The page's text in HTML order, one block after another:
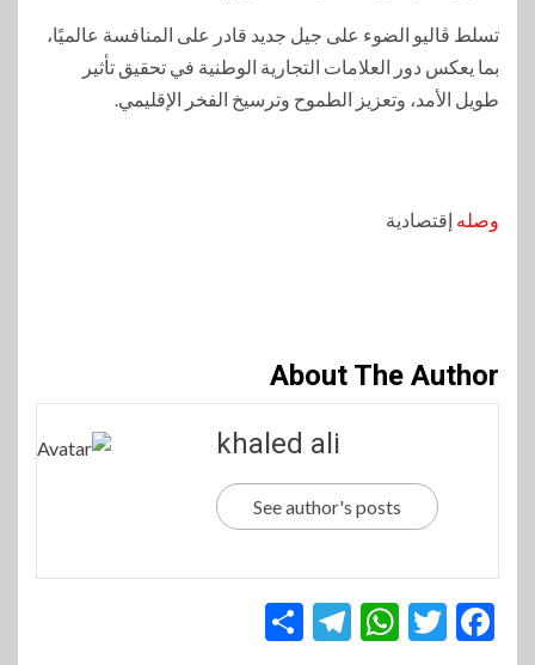
تسلط ڤاليو الضوء على جيل جديد قادر على المنافسة عالميًا،
بما يعكس دور العلامات التجارية الوطنية في تحقيق تأثير
طويل الأمد، وتعزيز الطموح وترسيخ الفخر الإقليمي.
وصله إقتصادية
About The Author
khaled ali
See author's posts
Facebook
Twitter
WhatsApp
Telegram